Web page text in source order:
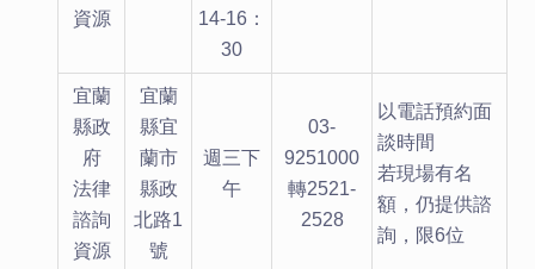
資源
14-16：
30
宜蘭
縣政
府
法律
諮詢
資源
宜蘭
縣宜
蘭市
縣政
北路1
號
週三下
午
03-
9251000
轉2521-
2528
以電話預約面
談時間
若現場有名
額，仍提供諮
詢，限6位